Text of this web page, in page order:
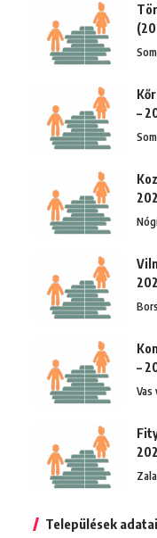
–
–
Vas
Települések